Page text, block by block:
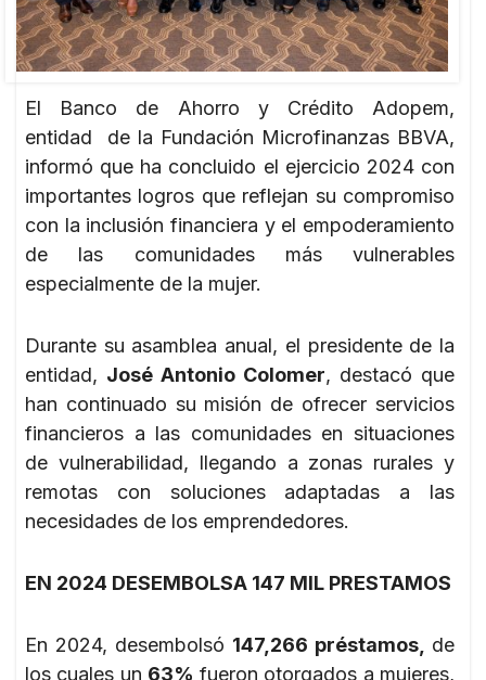
El Banco de Ahorro y Crédito Adopem,
entidad de la Fundación Microfinanzas BBVA,
informó que ha concluido el ejercicio 2024 con
importantes logros que reflejan su compromiso
con la inclusión financiera y el empoderamiento
de las comunidades más vulnerables
especialmente de la mujer.
Durante su asamblea anual, el presidente de la
entidad, José Antonio Colomer, destacó que
han continuado su misión de ofrecer servicios
financieros a las comunidades en situaciones
de vulnerabilidad, llegando a zonas rurales y
remotas con soluciones adaptadas a las
necesidades de los emprendedores.
EN 2024 DESEMBOLSA 147 MIL PRESTAMOS
En 2024, desembolsó 147,266 préstamos, de
los cuales un 63% fueron otorgados a mujeres,